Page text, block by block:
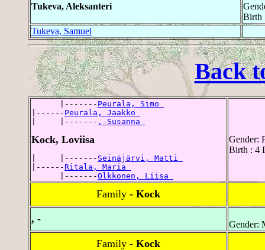
Tukeva, Aleksanteri
Birth
Tukeva, Samuel
Back
      |-------
Peurala, Simo
|------ Peurala, Jaakko
|     |------- , Susanna
Kock, Loviisa
|     |------- Seinäjärvi, Matti
|------Ritala, Maria
      |-------
Olkkonen, Liisa
Gender:
Birth : 4
Family - Kock
, - Gender:
Family - Kock